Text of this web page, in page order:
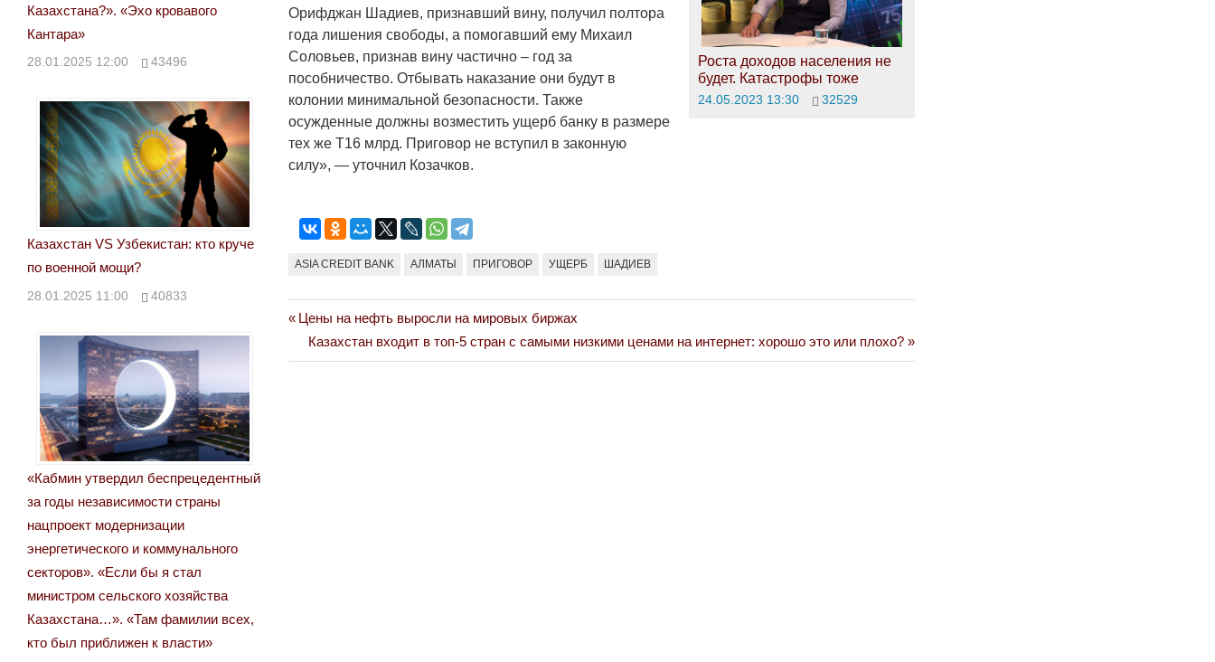
Роста доходов населения не
будет. Катастрофы тоже
24.05.2023 13:30 32529
Орифджан Шадиев, признавший вину, получил полтора
года лишения свободы, а помогавший ему Михаил
Соловьев, признав вину частично – год за
пособничество. Отбывать наказание они будут в
колонии минимальной безопасности. Также
осужденные должны возместить ущерб банку в размере
тех же Т16 млрд. Приговор не вступил в законную
силу», — уточнил Козачков.
ASIA CREDIT BANK АЛМАТЫ ПРИГОВОР УЩЕРБ ШАДИЕВ
Навигация
по
Previous
Post:
Цены на нефть выросли на мировых биржах
Next
Post:
Казахстан входит в топ-5 стран с самыми низкими ценами на интернет: хорошо это или плохо?
Казахстана?». «Эхо кровавого
Кантара»
28.01.2025 12:00 43496
Казахстан VS Узбекистан: кто круче
по военной мощи?
28.01.2025 11:00 40833
«Кабмин утвердил беспрецедентный
за годы независимости страны
нацпроект модернизации
энергетического и коммунального
секторов». «Если бы я стал
министром сельского хозяйства
Казахстана…». «Там фамилии всех,
кто был приближен к власти»